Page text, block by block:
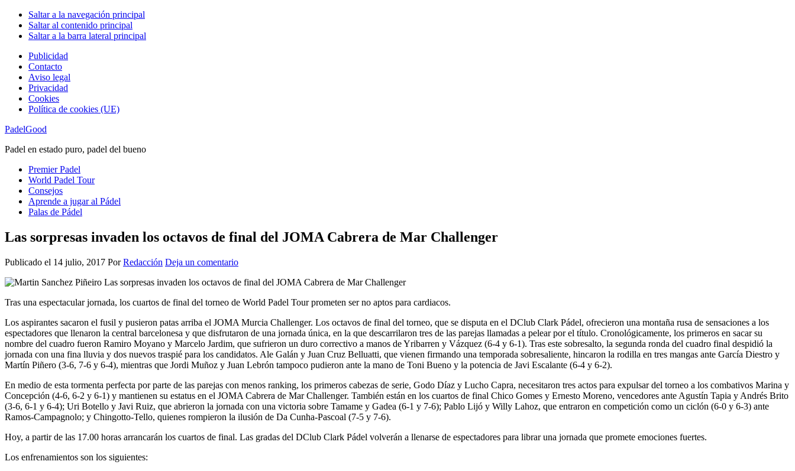
Saltar a la navegación principal
Saltar al contenido principal
Saltar a la barra lateral principal
Publicidad
Contacto
Aviso legal
Privacidad
Cookies
Política de cookies (UE)
PadelGood
Padel en estado puro, padel del bueno
Premier Padel
World Padel Tour
Consejos
Aprende a jugar al Pádel
Palas de Pádel
Las sorpresas invaden los octavos de final del JOMA Cabrera de Mar Challenger
Publicado el 14 julio, 2017 PorRedacción Deja un comentario
Tras una espectacular jornada, los cuartos de final del torneo de World Padel Tour prometen ser no aptos para cardiacos.
Los aspirantes sacaron el fusil y pusieron patas arriba el JOMA Murcia Challenger. Los octavos de final del torneo, que se disputa en el DClub Clark Pádel, ofrecieron una montaña rusa de sensaciones a los
espectadores que llenaron la central barcelonesa y que disfrutaron de una jornada única, en la que descarrilaron tres de las parejas llamadas a pelear por el título. Cronológicamente, los primeros en sacar su
nombre del cuadro fueron Ramiro Moyano y Marcelo Jardim, que sufrieron un duro correctivo a manos de Yribarren y Vázquez (6-4 y 6-1). Tras este sobresalto, la segunda ronda del cuadro final despidió la
jornada con una fina lluvia y dos nuevos traspié para los candidatos. Ale Galán y Juan Cruz Belluatti, que vienen firmando una temporada sobresaliente, hincaron la rodilla en tres mangas ante García Diestro y
Martín Piñero (3-6, 7-6 y 6-4), mientras que Jordi Muñoz y Juan Lebrón tampoco pudieron ante la mano de Toni Bueno y la potencia de Javi Escalante (6-4 y 6-2).
En medio de esta tormenta perfecta por parte de las parejas con menos ranking, los primeros cabezas de serie, Godo Díaz y Lucho Capra, necesitaron tres actos para expulsar del torneo a los combativos Marina y
Concepción (4-6, 6-2 y 6-1) y mantienen su estatus en el JOMA Cabrera de Mar Challenger. También están en los cuartos de final Chico Gomes y Ernesto Moreno, vencedores ante Agustín Tapia y Andrés Brito
(3-6, 6-1 y 6-4); Uri Botello y Javi Ruiz, que abrieron la jornada con una victoria sobre Tamame y Gadea (6-1 y 7-6); Pablo Lijó y Willy Lahoz, que entraron en competición como un ciclón (6-0 y 6-3) ante
Ramos-Campagnolo; y Chingotto-Tello, quienes rompieron la ilusión de Da Cunha-Pascoal (7-5 y 7-6).
Hoy, a partir de las 17.00 horas arrancarán los cuartos de final. Las gradas del DClub Clark Pádel volverán a llenarse de espectadores para librar una jornada que promete emociones fuertes.
Los enfrenamientos son los siguientes: